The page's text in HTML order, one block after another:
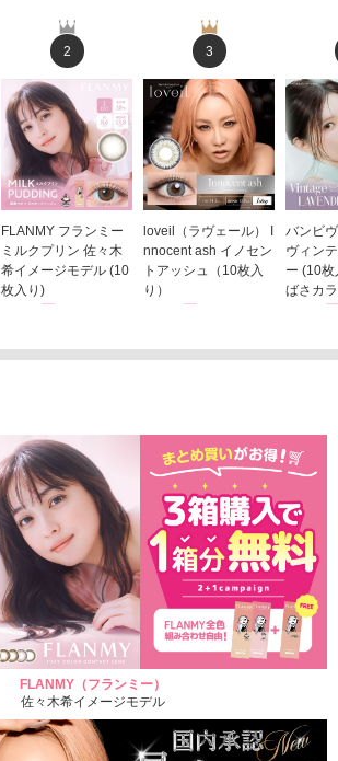
2
FLANMY フランミー
ミルクプリン 佐々木
希イメージモデル (10
枚入り)
3
loveil（ラヴェール） I
nnocent ash イノセン
トアッシュ（10枚入
り）
バンビ
ヴィン
ー (10
ばさカ
FLANMY（フランミー）
佐々木希イメージモデル